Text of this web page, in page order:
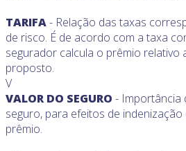
TARIFA- Relação das taxas
de risco. É de acordo com a taxa
segurador calcula o prêmio relativo
proposto.
V
VALOR DO SEGURO - Importância
seguro, para efeitos de
prêmio.